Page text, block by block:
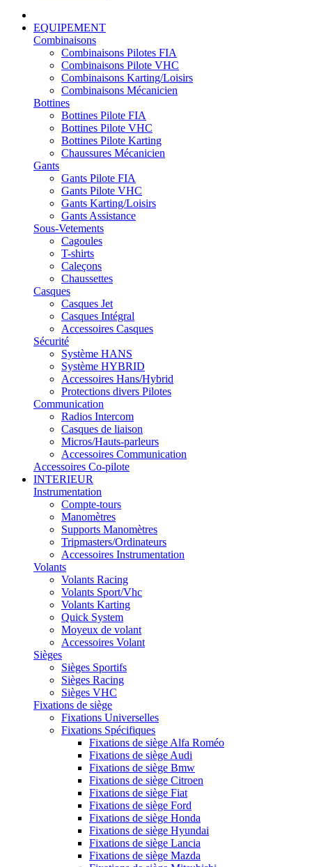
EQUIPEMENT
Combinaisons
Combinaisons Pilotes FIA
Combinaisons Pilote VHC
Combinaisons Karting/Loisirs
Combinaisons Mécanicien
Bottines
Bottines Pilote FIA
Bottines Pilote VHC
Bottines Pilote Karting
Chaussures Mécanicien
Gants
Gants Pilote FIA
Gants Pilote VHC
Gants Karting/Loisirs
Gants Assistance
Sous-Vetements
Cagoules
T-shirts
Caleçons
Chaussettes
Casques
Casques Jet
Casques Intégral
Accessoires Casques
Sécurité
Système HANS
Système HYBRID
Accessoires Hans/Hybrid
Protections divers Pilotes
Communication
Radios Intercom
Casques de liaison
Micros/Hauts-parleurs
Accessoires Communication
Accessoires Co-pilote
INTERIEUR
Instrumentation
Compte-tours
Manomètres
Supports Manomètres
Tripmasters/Ordinateurs
Accessoires Instrumentation
Volants
Volants Racing
Volants Sport/Vhc
Volants Karting
Quick System
Moyeux de volant
Accessoires Volant
Sièges
Sièges Sportifs
Sièges Racing
Sièges VHC
Fixations de siège
Fixations Universelles
Fixations Spécifiques
Fixations de siège Alfa Roméo
Fixations de siège Audi
Fixations de siège Bmw
Fixations de siège Citroen
Fixations de siège Fiat
Fixations de siège Ford
Fixations de siège Honda
Fixations de siège Hyundai
Fixations de siège Lancia
Fixations de siège Mazda